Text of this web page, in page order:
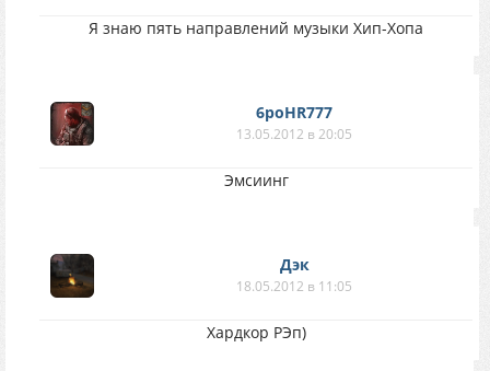
Я знаю пять направлений музыки Хип-Хопа
6poHR777
13.05.2012 в 20:05
Эмсиинг
Дэк
18.05.2012 в 11:05
Хардкор РЭп)